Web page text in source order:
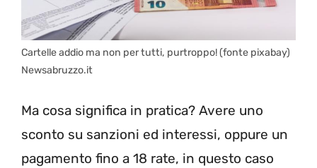
Cartelle addio ma non per tutti, purtroppo! (fonte pixabay)
Newsabruzzo.it
Ma cosa significa in pratica? Avere uno
sconto su sanzioni ed interessi, oppure un
pagamento fino a 18 rate, in questo caso